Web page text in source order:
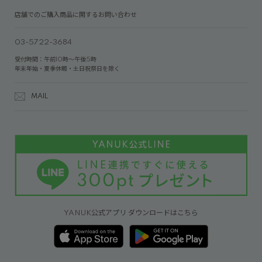
店舗でのご購入商品に関するお問い合わせ
03-5722-3684
受付時間：午前10時～午後5時
年末年始・夏季休暇・土日祝祭日を除く
MAIL
YANUK公式アプリ ダウンロードはこちら